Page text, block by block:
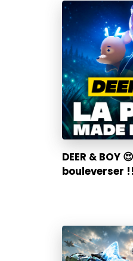
DEER & BOY
bouleverser